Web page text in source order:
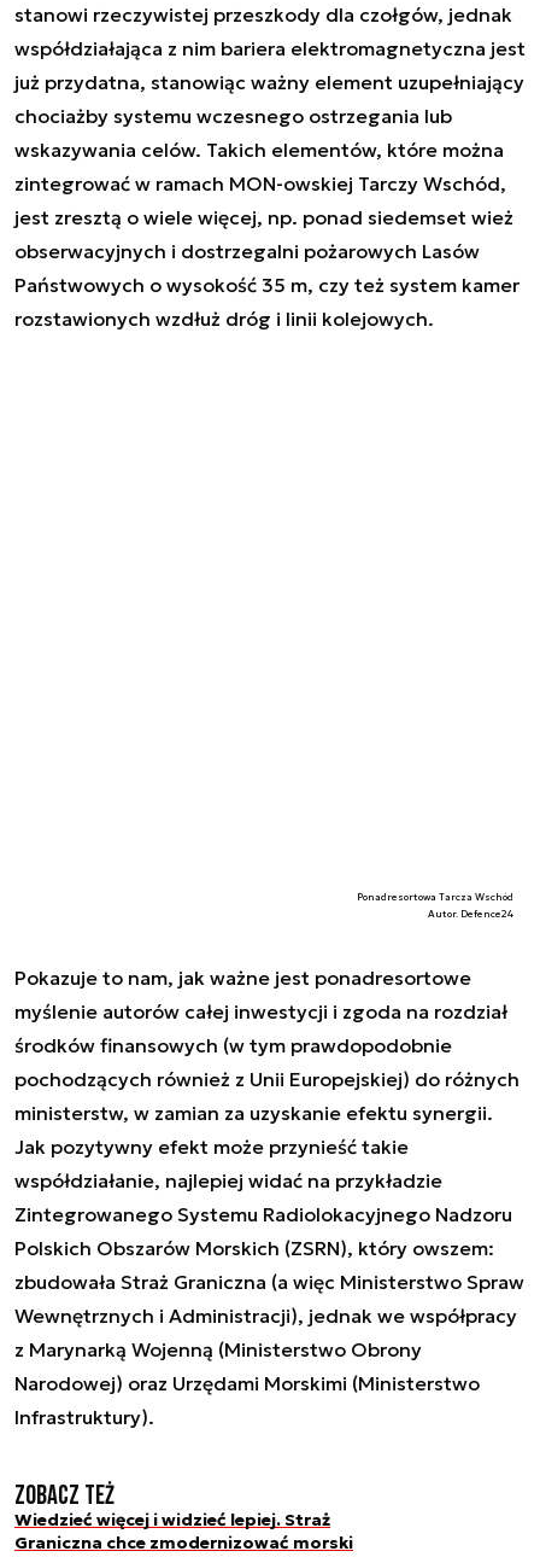
stanowi rzeczywistej przeszkody dla czołgów, jednak
współdziałająca z nim bariera elektromagnetyczna jest
już przydatna, stanowiąc ważny element uzupełniający
chociażby systemu wczesnego ostrzegania lub
wskazywania celów. Takich elementów, które można
zintegrować w ramach MON-owskiej Tarczy Wschód,
jest zresztą o wiele więcej, np. ponad siedemset wież
obserwacyjnych i dostrzegalni pożarowych Lasów
Państwowych o wysokość 35 m, czy też system kamer
rozstawionych wzdłuż dróg i linii kolejowych.
Ponadresortowa Tarcza Wschód
Autor. Defence24
Pokazuje to nam, jak ważne jest ponadresortowe
myślenie autorów całej inwestycji i zgoda na rozdział
środków finansowych (w tym prawdopodobnie
pochodzących również z Unii Europejskiej) do różnych
ministerstw, w zamian za uzyskanie efektu synergii.
Jak pozytywny efekt może przynieść takie
współdziałanie, najlepiej widać na przykładzie
Zintegrowanego Systemu Radiolokacyjnego Nadzoru
Polskich Obszarów Morskich (ZSRN), który owszem:
zbudowała Straż Graniczna (a więc Ministerstwo Spraw
Wewnętrznych i Administracji), jednak we współpracy
z Marynarką Wojenną (Ministerstwo Obrony
Narodowej) oraz Urzędami Morskimi (Ministerstwo
Infrastruktury).
Zobacz też
Wiedzieć więcej i widzieć lepiej. Straż
Graniczna chce zmodernizować morski